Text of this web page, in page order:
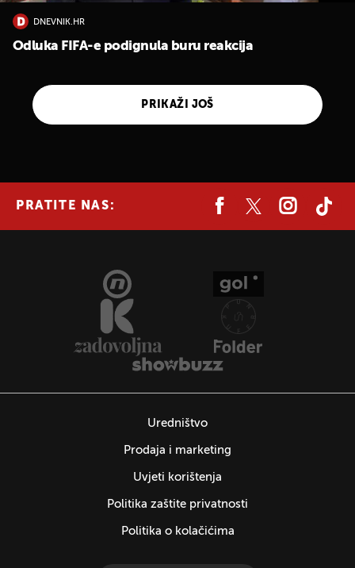
DNEVNIK.HR
Odluka FIFA-e podignula buru reakcija
PRIKAŽI JOŠ
PRATITE NAS:
Uredništvo
Prodaja i marketing
Uvjeti korištenja
Politika zaštite privatnosti
Politika o kolačićima